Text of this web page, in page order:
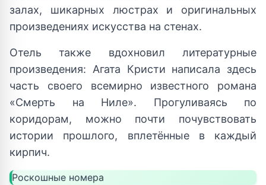
залах, шикарных люстрах и оригинальных
произведениях искусства на стенах.
Отель также вдохновил литературные
произведения: Агата Кристи написала здесь
часть своего всемирно известного романа
«Смерть на Ниле». Прогуливаясь по
коридорам, можно почти почувствовать
истории прошлого, вплетённые в каждый
кирпич.
Роскошные номера